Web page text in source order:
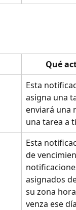
Qué
Esta
asigna una
enviará una
una tarea a
Esta
de
asignados
su zona
venza ese